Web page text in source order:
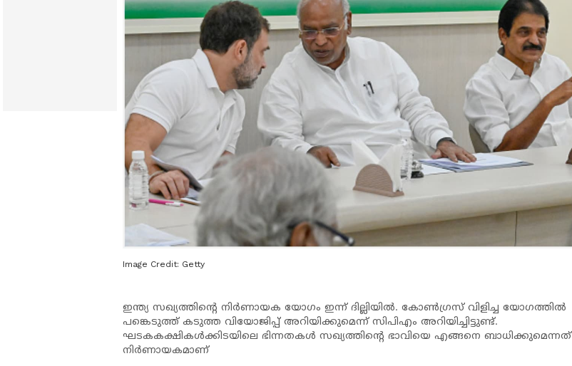
Image Credit: Getty
ഇന്ത്യ സഖ്യത്തിൻ്റെ നിർണായക യോഗം ഇന്ന് ദില്ലിയിൽ. കോൺഗ്രസ് വിളിച്ച യോഗത്തിൽ
പങ്കെടുത്ത് കടുത്ത വിയോജിപ്പ് അറിയിക്കുമെന്ന് സിപിഎം അറിയിച്ചിട്ടുണ്ട്.
ഘടകകക്ഷികൾക്കിടയിലെ ഭിന്നതകൾ സഖ്യത്തിൻ്റെ ഭാവിയെ എങ്ങനെ ബാധിക്കുമെന്നത്
നിർണായകമാണ്